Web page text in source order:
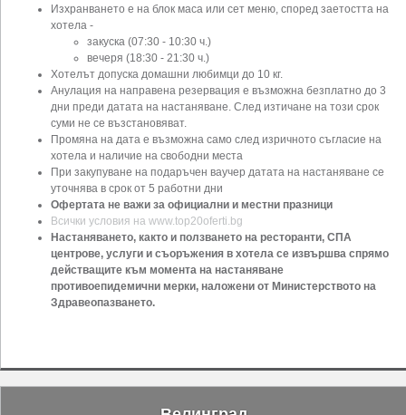
Изхранването е на блок маса или сет меню, според заетостта на
хотела -
закуска (07:30 - 10:30 ч.)
вечеря (18:30 - 21:30 ч.)
Хотелът допуска домашни любимци до 10 кг.
Анулация на направена резервация е възможна безплатно до 3
дни преди датата на настаняване. След изтичане на този срок
суми не се възстановяват.
Промяна на дата е възможна само след изричното съгласие на
хотела и наличие на свободни места
При закупуване на подаръчен ваучер датата на настаняване се
уточнява в срок от 5 работни дни
Офертата не важи за официални и местни празници
Всички условия на www.top20oferti.bg
Настаняването, както и ползването на ресторанти, СПА
центрове, услуги и съоръжения в хотела се извършва спрямо
действащите към момента на настаняване
противоепидемични мерки, наложени от Министерството на
Здравеопазването.